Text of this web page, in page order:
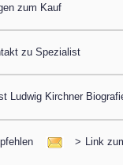
zum Kauf
zu Spezialist
Ludwig Kirchner
> Link